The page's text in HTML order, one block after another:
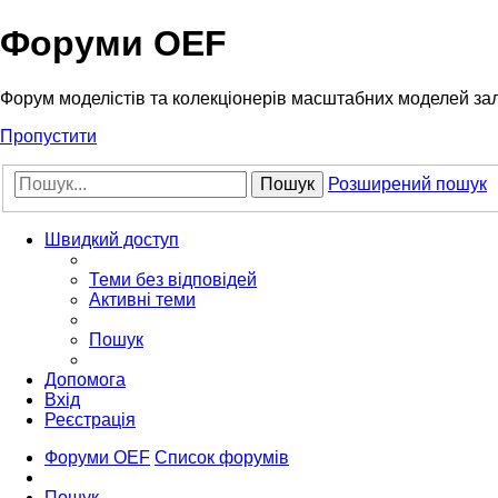
Форуми OEF
Форум моделістів та колекціонерів масштабних моделей
Пропустити
Пошук Розширений пошук
Швидкий доступ
Теми без відповідей
Активні теми
Пошук
Допомога
Вхід
Реєстрація
Форуми OEF Список форумів